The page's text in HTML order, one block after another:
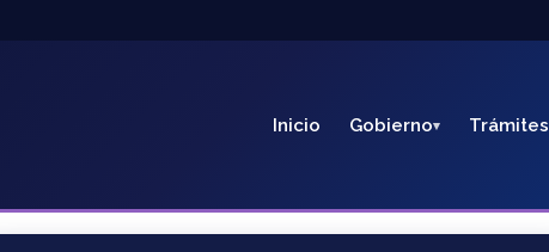
Inicio Gobierno Trámites